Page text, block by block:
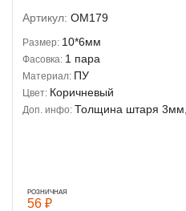
Артикул: OM179
Размер: 10*6мм
Фасовка: 1 пара
Материал: ПУ
Цвет: Коричневый
Доп. инфо: Толщина штаря
РОЗНИЧНАЯ
56 ₽